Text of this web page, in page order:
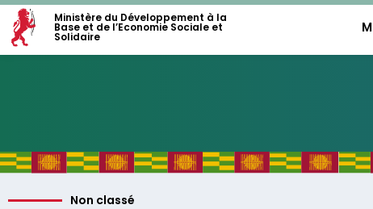
Ministère du Développement à la
Base et de l’Economie Sociale et
Solidaire
Non classé